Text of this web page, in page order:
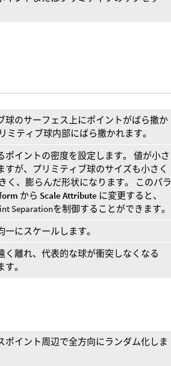
球のサーフェス上にポイントがばら撒か
ティブ球内部にばら撒かれます。
イントの密度を設定します。 値が小さ
が、プリミティブ球のサイズも小さく
く、膨らんだ形状になります。 このパラ
から Scale Attribute に変更すると、
Separationを制御することができます。
にスケールします。
離れ、代表的な球が衝突しなくなる
。
イント周辺で全方向にランダム化しま